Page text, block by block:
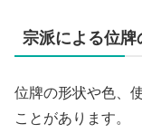
宗派による位牌
位牌の形状や色、
ことがあります。